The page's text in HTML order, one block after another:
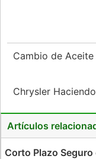
Cambio de
Chrysler
Artículos
Corto Plazo